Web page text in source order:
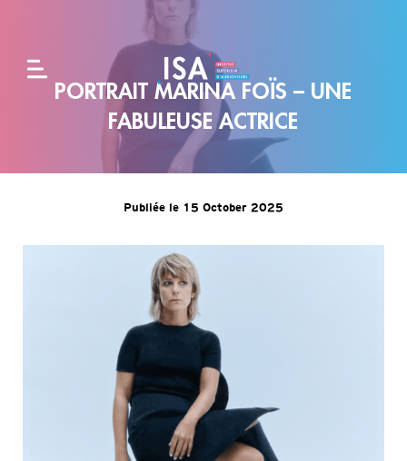
Alternance
PORTRAIT MARINA FOÏS – UNE
FABULEUSE ACTRICE
Publiée le 15 October 2025